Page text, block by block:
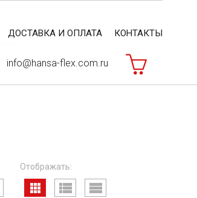
info@hansa-flex.com.ru
ДОСТАВКА И ОПЛАТА КОНТАКТЫ
Отображать: